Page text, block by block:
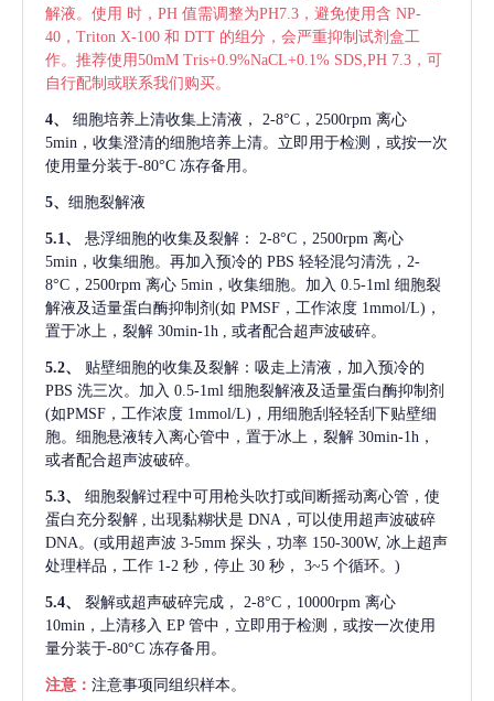
解液。使用 时，PH 值需调整为PH7.3，避免使用含 NP-
40，Triton X-100 和 DTT 的组分，会严重抑制试剂盒工
作。推荐使用50mM Tris+0.9%NaCL+0.1% SDS,PH 7.3，可
自行配制或联系我们购买。
4、 细胞培养上清收集上清液，
2-8°C，2500rpm 离心
5min，收集澄清的细胞培养上清。立即用于检测，或按一次
使用量分装于-80°C 冻存备用。
5、 细胞裂解液
5.1、 悬浮细胞的收集及裂解：
2-8°C，2500rpm 离心
5min，收集细胞。再加入预冷的 PBS 轻轻混匀清洗，2-
8°C，2500rpm 离心 5min，收集细胞。加入 0.5-1ml 细胞裂
解液及适量蛋白酶抑制剂(如 PMSF，工作浓度 1mmol/L)，
置于冰上，裂解 30min-1h , 或者配合超声波破碎。
5.2、
贴壁细胞的收集及裂解：吸走上清液，加入预冷的
PBS 洗三次。加入 0.5-1ml 细胞裂解液及适量蛋白酶抑制剂
(如PMSF，工作浓度 1mmol/L)，用细胞刮轻轻刮下贴壁细
胞。细胞悬液转入离心管中，置于冰上，裂解 30min-1h，
或者配合超声波破碎。
5.3、
细胞裂解过程中可用枪头吹打或间断摇动离心管，使
蛋白充分裂解
, 出现黏糊状是 DNA，可以使用超声波破碎
DNA。(或用超声波 3-5mm 探头，功率 150-300W, 冰上超声
处理样品，工作 1-2 秒，停止 30 秒， 3~5 个循环。)
5.4、 裂解或超声破碎完成，
2-8°C，10000rpm 离心
10min，上清移入 EP 管中，立即用于检测，或按一次使用
量分装于-80°C 冻存备用。
注意： 注意事项同组织样本。